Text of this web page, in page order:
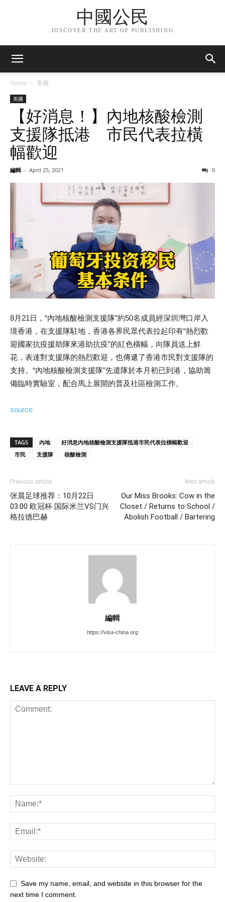
中國公民
DISCOVER THE ART OF PUBLISHING
Home 美國
美國
【好消息！】內地核酸檢測
支援隊抵港 市民代表拉橫
幅歡迎
編輯 - April 25, 2021 0
8月21日，“內地核酸檢測支援隊”約50名成員經深圳灣口岸入
境香港，在支援隊駐地，香港各界民眾代表拉起印有“熱烈歡
迎國家抗疫援助隊來港助抗疫”的紅色橫幅，向隊員送上鮮
花，表達對支援隊的熱烈歡迎，也傳遞了香港市民對支援隊的
支持。“內地核酸檢測支援隊”先遣隊於本月初已到港，協助籌
備臨時實驗室，配合馬上展開的普及社區檢測工作。
source
TAGS 內地
好消息內地核酸檢測支援隊抵港市民代表拉橫幅歡迎
市民
支援隊 核酸檢測
Previous article
张晨足球推荐：10月22日
03:00 欧冠杯 国际米兰VS门兴
格拉德巴赫
Next article
Our Miss Brooks: Cow in the
Closet / Returns to School /
Abolish Football / Bartering
編輯
https://visa-china.org
LEAVE A REPLY
Save my name, email, and website in this browser for the
next time I comment.